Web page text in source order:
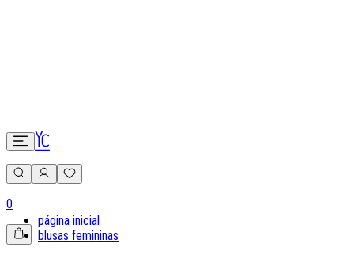
0
página inicial
blusas femininas